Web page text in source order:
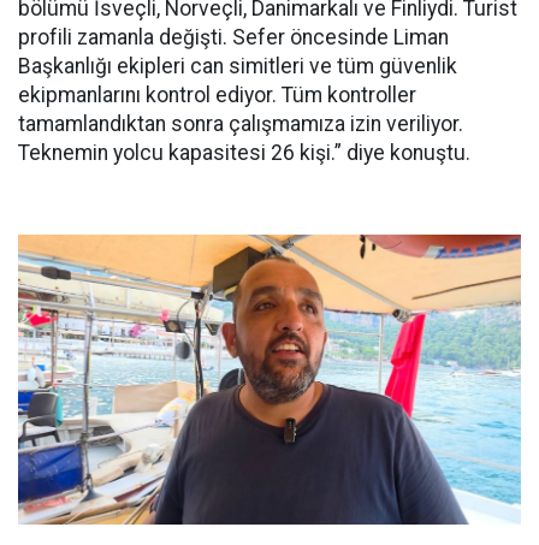
bölümü İsveçli, Norveçli, Danimarkalı ve Finliydi. Turist
profili zamanla değişti. Sefer öncesinde Liman
Başkanlığı ekipleri can simitleri ve tüm güvenlik
ekipmanlarını kontrol ediyor. Tüm kontroller
tamamlandıktan sonra çalışmamıza izin veriliyor.
Teknemin yolcu kapasitesi 26 kişi.” diye konuştu.